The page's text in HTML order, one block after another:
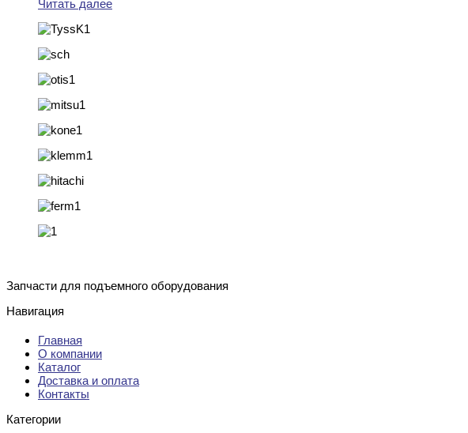
Читать далее
Запчасти для подъемного оборудования
Навигация
Главная
О компании
Каталог
Доставка и оплата
Контакты
Категории